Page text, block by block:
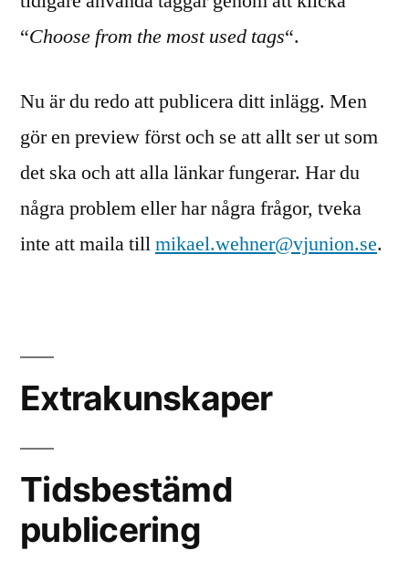
“Choose from the most used tags“.
Nu är du redo att publicera ditt inlägg. Men
gör en preview först och se att allt ser ut som
det ska och att alla länkar fungerar. Har du
några problem eller har några frågor, tveka
inte att maila tillmikael.wehner@vjunion.se.
Extrakunskaper
Tidsbestämd
publicering